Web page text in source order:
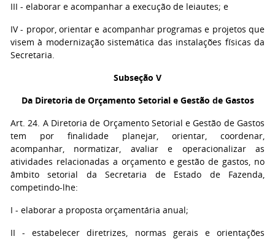
III - elaborar e acompanhar a execução de leiautes; e
IV - propor, orientar e acompanhar programas e projetos que
visem à modernização sistemática das instalações físicas da
Secretaria.
Subseção V
Da Diretoria de Orçamento Setorial e Gestão de Gastos
Art. 24. A Diretoria de Orçamento Setorial e Gestão de Gastos
tem por finalidade planejar, orientar, coordenar,
acompanhar, normatizar, avaliar e operacionalizar as
atividades relacionadas a orçamento e gestão de gastos, no
âmbito setorial da Secretaria de Estado de Fazenda,
competindo-lhe:
I - elaborar a proposta orçamentária anual;
II - estabelecer diretrizes, normas gerais e orientações